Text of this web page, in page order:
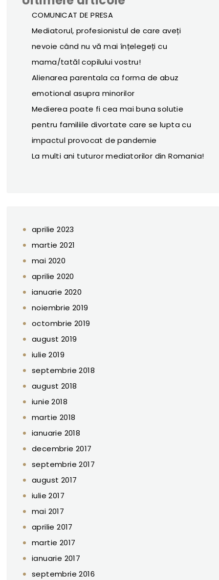
COMUNICAT DE PRESA
Mediatorul, profesionistul de care aveți
nevoie când nu vă mai înțelegeți cu
mama/tatăl copilului vostru!
Alienarea parentala ca forma de abuz
emotional asupra minorilor
Medierea poate fi cea mai buna solutie
pentru familiile divortate care se lupta cu
impactul provocat de pandemie
La multi ani tuturor mediatorilor din Romania!
aprilie 2023
martie 2021
mai 2020
aprilie 2020
ianuarie 2020
noiembrie 2019
octombrie 2019
august 2019
iulie 2019
septembrie 2018
august 2018
iunie 2018
martie 2018
ianuarie 2018
decembrie 2017
septembrie 2017
august 2017
iulie 2017
mai 2017
aprilie 2017
martie 2017
ianuarie 2017
septembrie 2016